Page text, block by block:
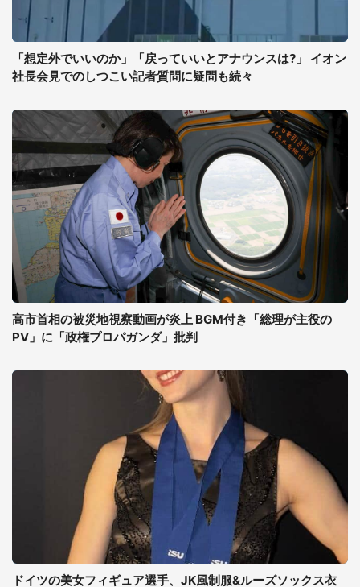
「想定外でいいのか」「戻っていいとアナウンスは?」 イオン
社長会見でのしつこい記者質問に疑問も続々
高市首相の被災地視察動画が炎上 BGM付き「総理が主役の
PV」に「政権プロパガンダ」批判
ドイツの美女フィギュア選手、JK風制服&ルーズソックス衣